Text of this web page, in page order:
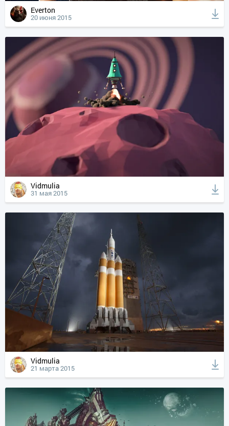
Everton
20 июня 2015
Vidmulia
31 мая 2015
Vidmulia
21 марта 2015